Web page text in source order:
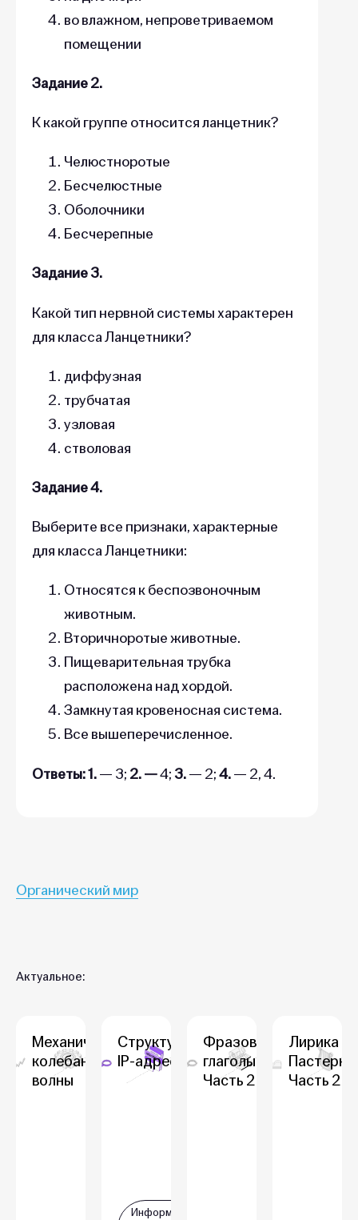
во влажном, непроветриваемом
помещении
Задание 2.
К какой группе относится ланцетник?
Челюстноротые
Бесчелюстные
Оболочники
Бесчерепные
Задание 3.
Какой тип нервной системы характерен
для класса Ланцетники?
диффузная
трубчатая
узловая
стволовая
Задание 4.
Выберите все признаки, характерные
для класса Ланцетники:
Относятся к беспозвоночным
животным.
Вторичноротые животные.
Пищеварительная трубка
расположена над хордой.
Замкнутая кровеносная система.
Все вышеперечисленное.
Ответы: 1.— 3; 2. —4;3.— 2;4.— 2, 4.
Органический мир
Актуальное:
Механические
колебания и
волны
Структура
IP-адреса
Информация и
Фразовые
глаголы.
Часть 2
Лирика
Часть 2